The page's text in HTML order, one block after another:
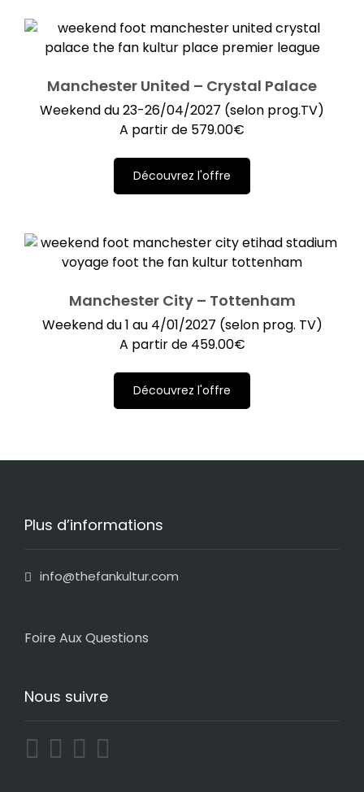
Manchester United – Crystal Palace
Weekend du 23-26/04/2027 (selon prog.TV)
A partir de 579.00€
Découvrez l'offre
Manchester City – Tottenham
Weekend du 1 au 4/01/2027 (selon prog. TV)
A partir de 459.00€
Découvrez l'offre
Plus d’informations
info@thefankultur.com
Foire Aux Questions
Nous suivre